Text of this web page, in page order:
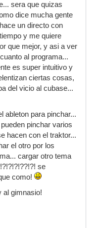
sera que quizas
dice mucha gente
un directo con
y me quiere
que mejor, y asi a ver
al programa...
es super intuitivo y
ciertas cosas,
del vicio al cubase...
ableton para pinchar...
pinchar varios
hacen con el traktor...
el otro por los
cargar otro tema
se
como!
al gimnasio!